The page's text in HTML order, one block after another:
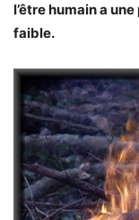
l’être humain a
faible.